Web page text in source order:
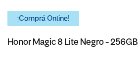
¡Comprá Online!
Honor Magic 8 Lite Negro - 256GB